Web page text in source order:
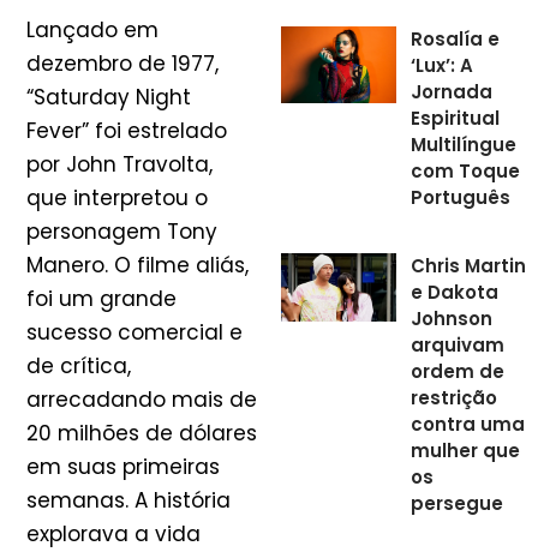
Lançado em
dezembro de 1977,
“Saturday Night
Fever” foi estrelado
por John Travolta,
que interpretou o
personagem Tony
Manero. O filme aliás,
foi um grande
sucesso comercial e
de crítica,
arrecadando mais de
20 milhões de dólares
em suas primeiras
semanas. A história
explorava a vida
Rosalía e
‘Lux’: A
Jornada
Espiritual
Multilíngue
com Toque
Português
Chris Martin
e Dakota
Johnson
arquivam
ordem de
restrição
contra uma
mulher que
os
persegue